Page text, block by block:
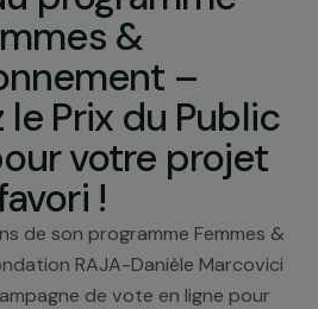
du programme
&
–
le Prix du
pour votre
favori !
ans de son programme